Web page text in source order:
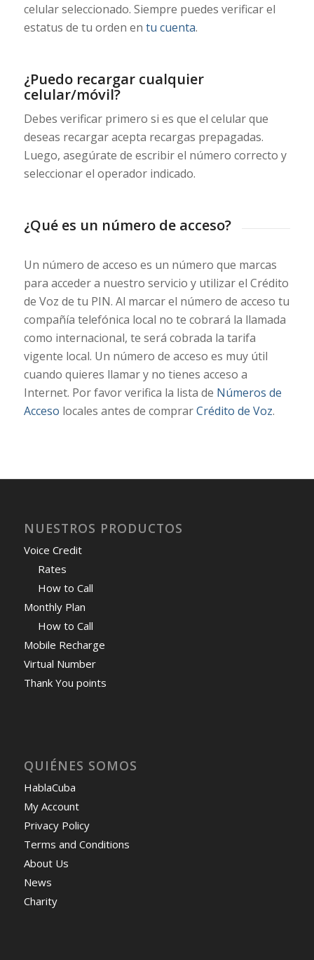
celular seleccionado. Siempre puedes verificar el
estatus de tu orden en tu cuenta.
¿Puedo recargar cualquier
celular/móvil?
Debes verificar primero si es que el celular que
deseas recargar acepta recargas prepagadas.
Luego, asegúrate de escribir el número correcto y
seleccionar el operador indicado.
¿Qué es un número de acceso?
Un número de acceso es un número que marcas
para acceder a nuestro servicio y utilizar el Crédito
de Voz de tu PIN. Al marcar el número de acceso tu
compañía telefónica local no te cobrará la llamada
como internacional, te será cobrada la tarifa
vigente local. Un número de acceso es muy útil
cuando quieres llamar y no tienes acceso a
Internet. Por favor verifica la lista de Números de
Acceso locales antes de comprarCrédito de Voz.
NUESTROS PRODUCTOS
Voice Credit
Rates
How to Call
Monthly Plan
How to Call
Mobile Recharge
Virtual Number
Thank You points
QUIÉNES SOMOS
HablaCuba
My Account
Privacy Policy
Terms and Conditions
About Us
News
Charity